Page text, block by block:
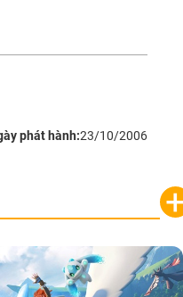
phát hành:23/10/2006